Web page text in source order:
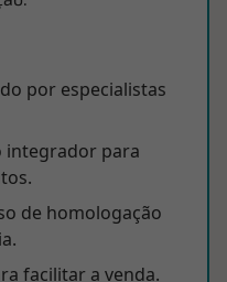
por especialistas
integrador para
de homologação
facilitar a venda.